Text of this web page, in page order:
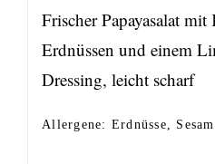
Frischer Papayasalat mit
Erdnüssen und einem
Dressing, leicht scharf
Allergene: Erdnüsse,